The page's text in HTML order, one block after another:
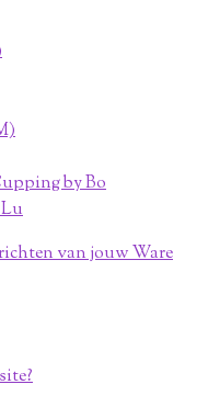
by Bo
van jouw Ware